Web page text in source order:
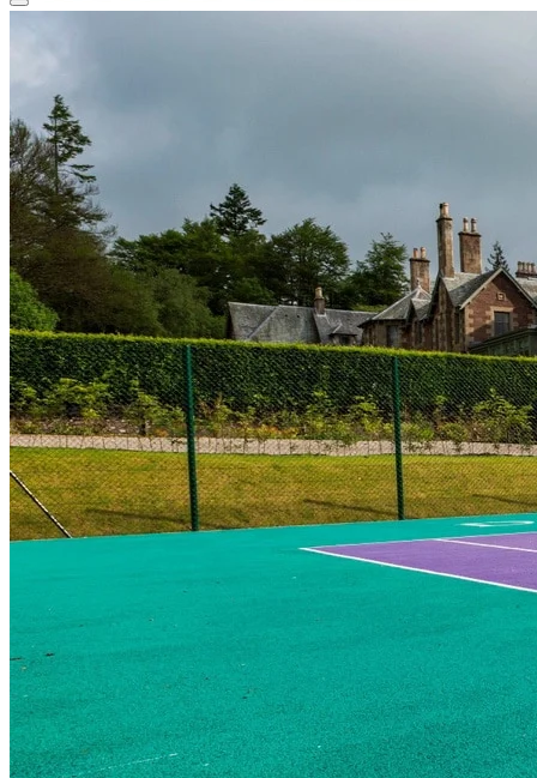
EUROPA
FINNLAND
FRANKREICH
GRIECHENLAND
GROSSBRITANNIEN
IRLAND
ISLAND
ITALIEN
KANARISCHE INSELN
EUROPA
KROATIEN
MADEIRA
MALLORCA
SCHWEIZ
SPANIEN
SÜDTIROL
ORIENT